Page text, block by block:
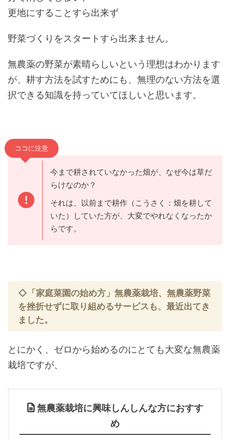
更地にすることすら出来ず
野菜づくりをスタートすら出来ません。
無農薬の野菜が素晴らしいという理想はわかります
が、耕す方法を試すためにも、無理のない方法を選
択できる知識を持っていてほしいと思います。
ココに注意
今まで耕されていなかった畑が、なぜ今は草だ
らけなのか？
それは、以前まで耕作（こうさく：畑を耕して
いた）していた方が、大変でやれなくなったか
らです。
◇「家庭菜園の始め方」無農薬栽培、無農薬野菜
を挫折せずに取り組めるサービスも、最近出てき
ました。
とにかく、ゼロから始めるのにとても大変な無農薬
栽培ですが、
無農薬栽培に興味しんしんな方におすす
め